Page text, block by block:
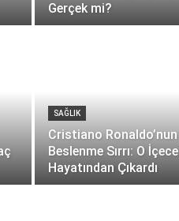
Gerçek mi?
SAĞLIK
Cristiano Ronaldo’nun
Beslenme Sırrı: O
Hayatından Çıkardı